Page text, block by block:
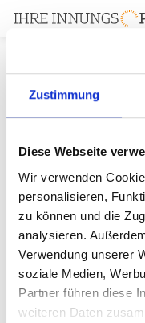
Zustimmung
Diese Webseite
Wir verwenden
personalisieren,
zu können und die
analysieren.
Verwendung unserer
soziale Medien,
Partner führen diese
weiteren Daten
Büsch Optik
Ihre E-Mail-